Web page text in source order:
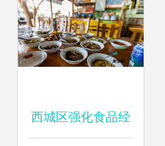
西城区强化食品经